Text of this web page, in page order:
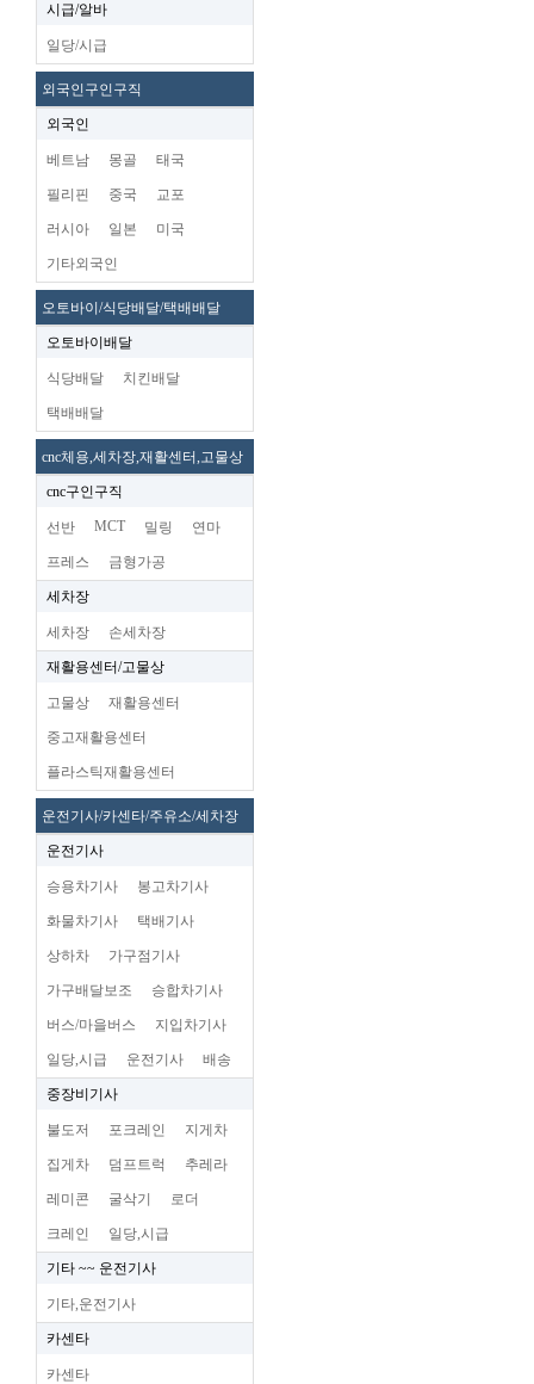
시급/알바
일당/시급
외국인구인구직
외국인
베트남 몽골 태국
필리핀 중국 교포
러시아 일본 미국
기타외국인
오토바이/식당배달/택배배달
오토바이배달
식당배달 치킨배달
택배배달
cnc체용,세차장,재활센터,고물상
cnc구인구직
선반 MCT 밀링 연마
프레스 금형가공
세차장
세차장 손세차장
재활용센터/고물상
고물상 재활용센터
중고재활용센터
플라스틱재활용센터
운전기사/카센타/주유소/세차장
운전기사
승용차기사 봉고차기사
화물차기사 택배기사
상하차 가구점기사
가구배달보조 승합차기사
버스/마을버스 지입차기사
일당,시급 운전기사 배송
중장비기사
불도저 포크레인 지게차
집게차 덤프트럭 추레라
레미콘 굴삭기 로더
크레인 일당,시급
기타 ~~ 운전기사
기타,운전기사
카센타
카센타